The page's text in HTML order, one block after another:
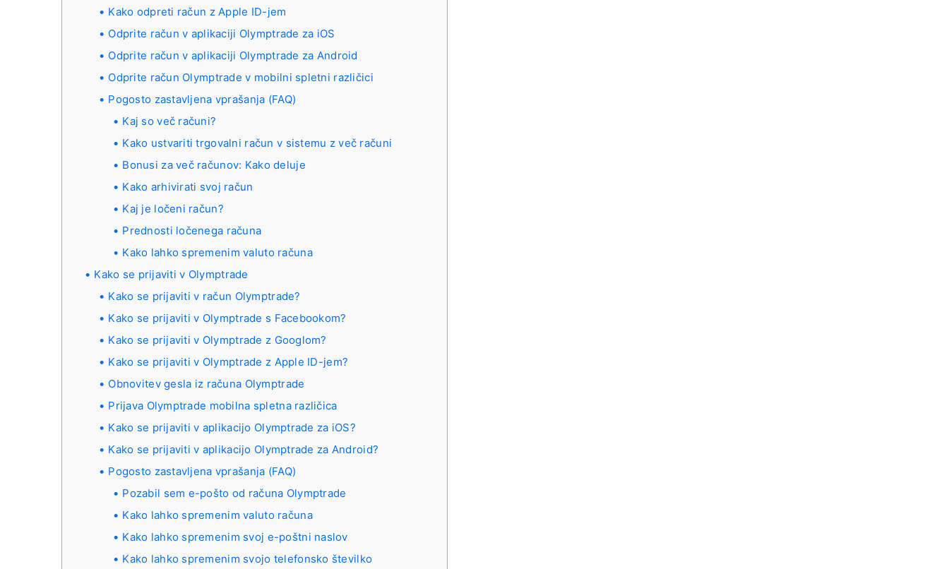
Kako odpreti račun z Apple ID-jem
Odprite račun v aplikaciji Olymptrade za iOS
Odprite račun v aplikaciji Olymptrade za Android
Odprite račun Olymptrade v mobilni spletni različici
Pogosto zastavljena vprašanja (FAQ)
Kaj so več računi?
Kako ustvariti trgovalni račun v sistemu z več računi
Bonusi za več računov: Kako deluje
Kako arhivirati svoj račun
Kaj je ločeni račun?
Prednosti ločenega računa
Kako lahko spremenim valuto računa
Kako se prijaviti v Olymptrade
Kako se prijaviti v račun Olymptrade?
Kako se prijaviti v Olymptrade s Facebookom?
Kako se prijaviti v Olymptrade z Googlom?
Kako se prijaviti v Olymptrade z Apple ID-jem?
Obnovitev gesla iz računa Olymptrade
Prijava Olymptrade mobilna spletna različica
Kako se prijaviti v aplikacijo Olymptrade za iOS?
Kako se prijaviti v aplikacijo Olymptrade za Android?
Pogosto zastavljena vprašanja (FAQ)
Pozabil sem e-pošto od računa Olymptrade
Kako lahko spremenim valuto računa
Kako lahko spremenim svoj e-poštni naslov
Kako lahko spremenim svojo telefonsko številko